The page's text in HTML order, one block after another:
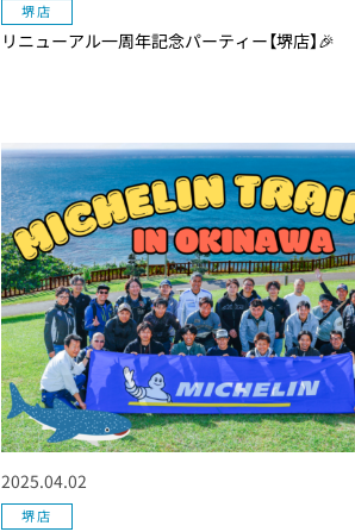
リニューアル一周年記念パーティー【堺店】🎉
堺店
2025.04.02
堺店